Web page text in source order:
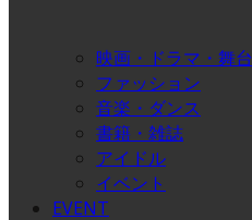
映画・ドラマ・舞台
ファッション
音楽・ダンス
書籍・雑誌
アイドル
イベント
EVENT